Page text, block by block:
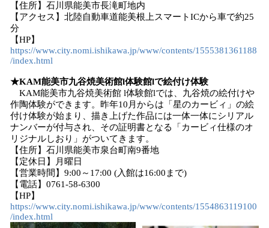
【住所】石川県能美市長滝町地内
【アクセス】北陸自動車道能美根上スマートICから車で約25
分
【HP】
https://www.city.nomi.ishikawa.jp/www/contents/1555381361188
/index.html
★KAM能美市九谷焼美術館l体験館lで絵付け体験
KAM能美市九谷焼美術館 l体験館lでは、九谷焼の絵付けや
作陶体験ができます。昨年10月からは「星のカービィ」の絵
付け体験が始まり、描き上げた作品には一体一体にシリアル
ナンバーが付与され、その証明書となる「カービィ仕様のオ
リジナルしおり」がついてきます。
【住所】石川県能美市泉台町南9番地
【定休日】月曜日
【営業時間】9:00～17:00 (入館は16:00まで)
【電話】0761-58-6300
【HP】
https://www.city.nomi.ishikawa.jp/www/contents/1554863119100
/index.html